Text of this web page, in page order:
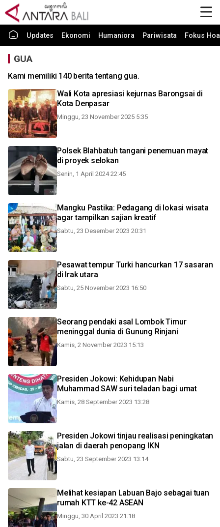
Updates Ekonomi Humaniora Pariwisata Fokus
GUA
Kami memiliki 140 berita tentang gua.
Wali Kota apresiasi kejurnas Barongsai di
Kota Denpasar
Minggu, 23 November 2025 5:35
Polsek Blahbatuh tangani penemuan mayat
di proyek selokan
Senin, 1 April 2024 22:45
Mangku Pastika: Pedagang di lokasi wisata
agar tampilkan sajian kreatif
Sabtu, 23 Desember 2023 20:31
Pesawat tempur Turki hancurkan 17 sasaran
di Irak utara
Sabtu, 25 November 2023 16:50
Seorang pendaki asal Lombok Timur
meninggal dunia di Gunung Rinjani
Kamis, 2 November 2023 15:13
Presiden Jokowi: Kehidupan Nabi
Muhammad SAW suri teladan bagi umat
Kamis, 28 September 2023 13:28
Presiden Jokowi tinjau realisasi peningkatan
jalan di daerah penopang IKN
Sabtu, 23 September 2023 13:14
Melihat kesiapan Labuan Bajo sebagai tuan
rumah KTT ke-42 ASEAN
Minggu, 30 April 2023 21:18